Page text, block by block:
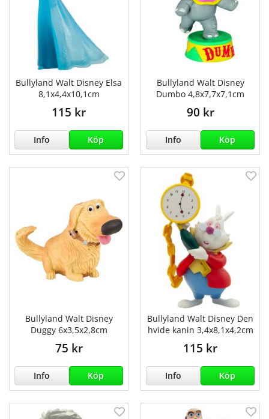
Bullyland Walt Disney Elsa
8,1x4,4x10,1cm
115 kr
Info Köp
Bullyland Walt Disney
Dumbo 4,8x7,7x7,1cm
90 kr
Info Köp
Bullyland Walt Disney
Duggy 6x3,5x2,8cm
75 kr
Info Köp
Bullyland Walt Disney Den
hvide kanin 3,4x8,1x4,2cm
115 kr
Info Köp